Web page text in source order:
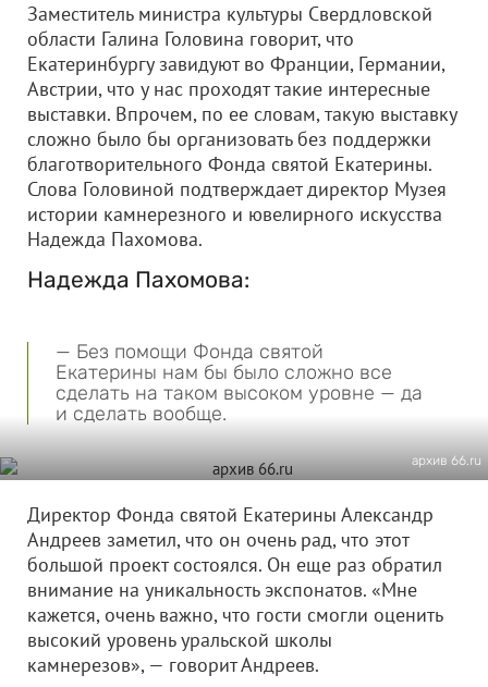
Заместитель министра культуры Свердловской
области Галина Головина говорит, что
Екатеринбургу завидуют во Франции, Германии,
Австрии, что у нас проходят такие интересные
выставки. Впрочем, по ее словам, такую выставку
сложно было бы организовать без поддержки
благотворительного Фонда святой Екатерины.
Слова Головиной подтверждает директор Музея
истории камнерезного и ювелирного искусства
Надежда Пахомова.
Надежда Пахомова:
— Без помощи Фонда святой
Екатерины нам бы было сложно все
сделать на таком высоком уровне — да
и сделать вообще.
архив 66.ru
Директор Фонда святой Екатерины Александр
Андреев заметил, что он очень рад, что этот
большой проект состоялся. Он еще раз обратил
внимание на уникальность экспонатов. «Мне
кажется, очень важно, что гости смогли оценить
высокий уровень уральской школы
камнерезов», — говорит Андреев.